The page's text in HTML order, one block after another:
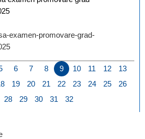
examen-promovare-grad-
6 7 8 9 10 11 12
13
19 20 21 22 23 24 25
26
28 29 30 31 32